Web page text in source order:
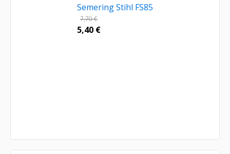
Semering Stihl FS85
7,70€
5,40 €